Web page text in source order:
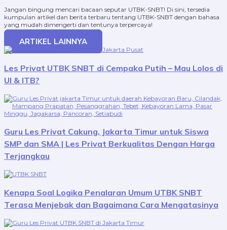
Jangan bingung mencari bacaan seputar UTBK-SNBT! Di sini, tersedia
kumpulan artikel dan berita terbaru tentang UTBK-SNBT dengan bahasa
yang mudah dimengerti dan tentunya terpercaya!
ARTIKEL LAINNYA
Les Privat UTBK SNBT di Cempaka Putih – Mau Lolos di
UI & ITB?
Guru Les Privat Cakung, Jakarta Timur untuk Siswa
SMP dan SMA | Les Privat Berkualitas Dengan Harga
Terjangkau
Kenapa Soal Logika Penalaran Umum UTBK SNBT
Terasa Menjebak dan Bagaimana Cara Mengatasinya